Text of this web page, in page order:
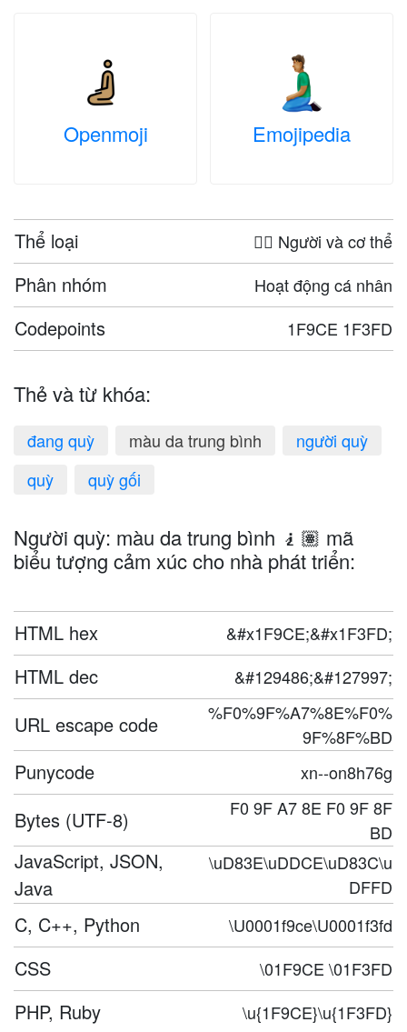
Openmoji Emojipedia
Thể loại 🤦‍♀️ Người và cơ thể
Phân nhóm Hoạt động cá nhân
Codepoints 1F9CE 1F3FD
Thẻ và từ khóa:
đang quỳ màu da trung bình
người quỳ
quỳ
quỳ gối
Người quỳ: màu da trung bình 🧎🏽 mã
biểu tượng cảm xúc cho nhà phát triển:
HTML hex &#x1F9CE;&#x1F3FD;
HTML dec &#129486;&#127997;
URL escape code
%F0%9F%A7%8E%F0%
9F%8F%BD
Punycode xn--on8h76g
Bytes (UTF-8)
F0 9F A7 8E F0 9F 8F
BD
JavaScript, JSON,
Java
\uD83E\uDDCE\uD83C\u
DFFD
C, C++, Python \U0001f9ce\U0001f3fd
CSS \01F9CE \01F3FD
PHP, Ruby \u{1F9CE}\u{1F3FD}